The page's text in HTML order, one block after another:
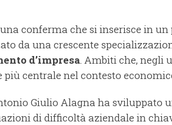
conferma che si inserisce in un
da una crescente
d’impresa. Ambiti che, negli
centrale nel contesto
Giulio Alagna ha sviluppato
di difficoltà aziendale in